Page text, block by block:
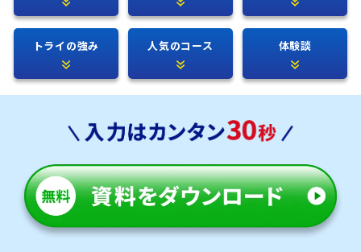
トライの強み 人気のコース 体験談